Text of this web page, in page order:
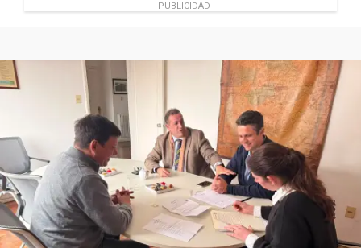
PUBLICIDAD